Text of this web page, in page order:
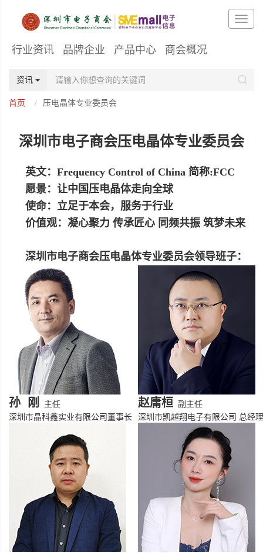
行业资讯 品牌企业 产品中心 商会概况
资讯
首页 压电晶体专业委员会
深圳市电子商会压电晶体专业委员会
英文：Frequency Control of China 简称:FCC
愿景：让中国压电晶体走向全球
使命：立足于本会，服务于行业
价值观：凝心聚力 传承匠心 同频共振 筑梦未来
深圳市电子商会压电晶体专业委员会领导班子：
孙 刚
主任
深圳市晶科鑫实业有限公司董事长
赵庸桓 副主任
深圳市凯越翔电子有限公司 总经理